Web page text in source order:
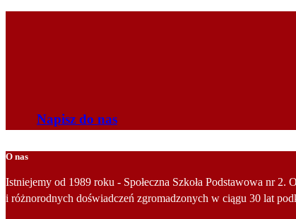
Napisz do nas
O nas
Istniejemy od 1989 roku - Społeczna Szkoła Podstawowa nr
i różnorodnych doświadczeń zgromadzonych w ciągu 30 lat